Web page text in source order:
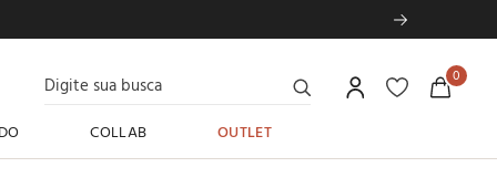
Digite sua busca 0
COLLAB OUTLET